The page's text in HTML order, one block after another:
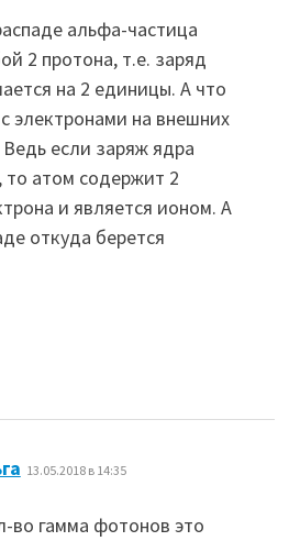
альфа-частица
2 протона, т.е. заряд
на 2 единицы. А что
электронами на внешних
если заряж ядра
то атом содержит 2
и является ионом. А
откуда берется
13.05.2018 в 14:35
во гамма фотонов это